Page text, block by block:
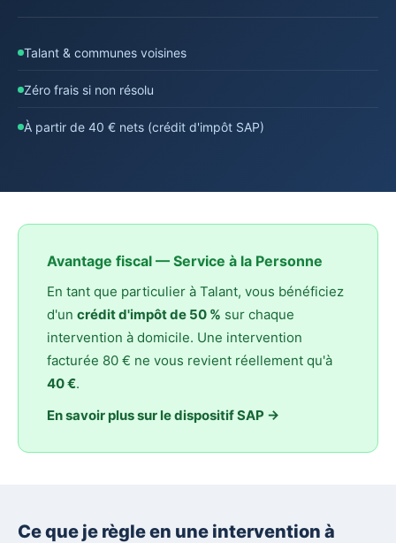
Talant & communes voisines
Zéro frais si non résolu
À partir de 40 € nets (crédit d'impôt SAP)
Avantage fiscal — Service à la Personne
En tant que particulier à Talant, vous bénéficiez
d'un crédit d'impôt de 50 % sur chaque
intervention à domicile. Une intervention
facturée 80 € ne vous revient réellement qu'à
40 €.
En savoir plus sur le dispositif SAP →
Ce que je règle en une intervention à